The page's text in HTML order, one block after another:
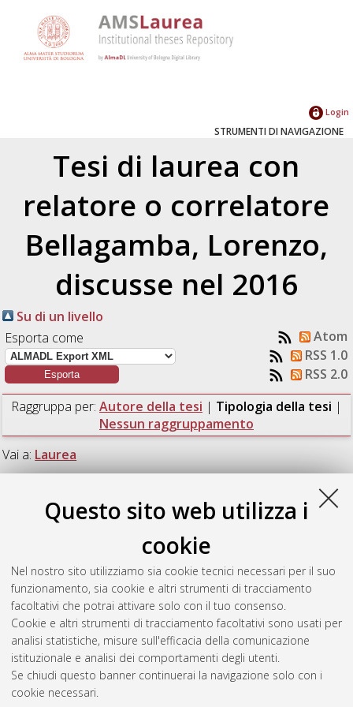
Questo sito web utilizza i
cookie
Nel nostro sito utilizziamo sia cookie tecnici necessari per il suo
funzionamento, sia cookie e altri strumenti di tracciamento
facoltativi che potrai attivare solo con il tuo consenso.
Cookie e altri strumenti di tracciamento facoltativi sono usati per
analisi statistiche, misure sull'efficacia della comunicazione
istituzionale e analisi dei comportamenti degli utenti.
Se chiudi questo banner continuerai la navigazione solo con i
cookie necessari.
Login
STRUMENTI DI NAVIGAZIONE
Tesi di laurea con
relatore o correlatore
Bellagamba, Lorenzo,
discusse nel 2016
Su di un livello
Esporta come
Atom
RSS 1.0
RSS 2.0
Raggruppa per: Autore della tesi | Tipologia della tesi |
Nessun raggruppamento
Vai a: Laurea
Ragoni, Simone(2016)Measurement of the Z and W
production cross section in pp collisions at LHC using a
bayesian approach.[Laurea], Università di Bologna, Corso di
Studio inFisica [L-DM270]
Questa lista e' stata generata ilFri Aug 7 08:31:31 2026 CEST